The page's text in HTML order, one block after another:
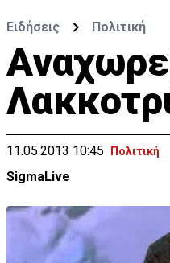
Ειδήσεις Πολιτική
11.05.2013 10:45 Πολιτική
SigmaLive